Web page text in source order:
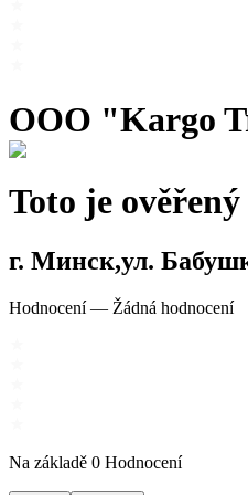
OOO "Kargo
Toto je
г. Минск,ул.
Hodnocení— Žádná hodnocení
Na základě 0 Hodnocení